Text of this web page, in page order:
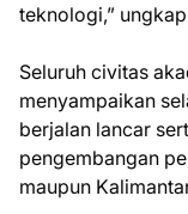
teknologi,”
Seluruh civitas
menyampaikan
berjalan lancar
pengembangan
maupun